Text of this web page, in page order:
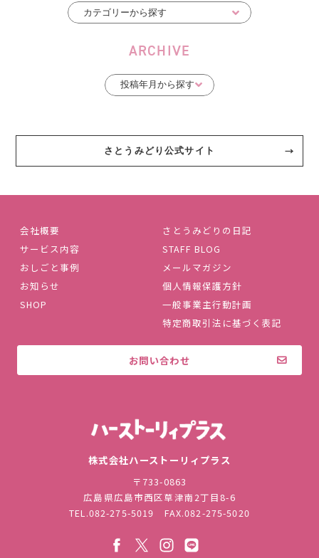
ARCHIVE
さとうみどり公式サイト
会社概要
サービス内容
おしごと事例
お知らせ
SHOP
さとうみどりの日記
STAFF BLOG
メールマガジン
個人情報保護方針
一般事業主行動計画
特定商取引法に基づく表記
お問い合わせ
株式会社ハーストーリィプラス
〒733-0863
広島県広島市西区草津南2丁目8-6
TEL.082-275-5019 FAX.082-275-5020